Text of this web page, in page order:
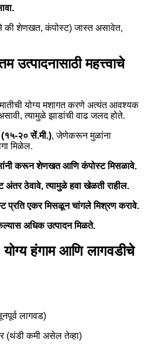
की शेणखत, कंपोस्ट) जास्त असावेत,
उत्पादनासाठी महत्त्वाचे
मातीची योग्य मशागत करणे अत्यंत आवश्यक
त्यामुळे झाडांची वाढ जलद होते.
(१५-२० सें.मी.), जेणेकरून मुळांना
मिळेल.
करून शेणखत आणि कंपोस्ट मिसळावे.
ठेवावे, त्यामुळे हवा खेळती राहील.
प्रति एकर मिसळून चांगले मिश्रण करावे.
अधिक उत्पादन मिळते.
हंगाम आणि लागवडीचे
लागवड)
(थंडी कमी असेल तेव्हा)